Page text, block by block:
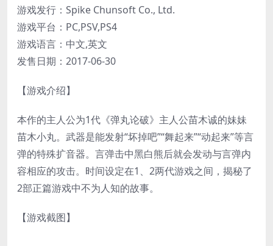
游戏发行：Spike Chunsoft Co., Ltd.
游戏平台：PC,PSV,PS4
游戏语言：中文,英文
发售日期：2017-06-30
【游戏介绍】
本作的主人公为1代《弹丸论破》主人公苗木诚的妹妹
苗木小丸。武器是能发射“坏掉吧”“舞起来”“动起来”等言
弹的特殊扩音器。言弹击中黑白熊后就会发动与言弹内
容相应的攻击。时间设定在1、2两代游戏之间，揭秘了
2部正篇游戏中不为人知的故事。
【游戏截图】